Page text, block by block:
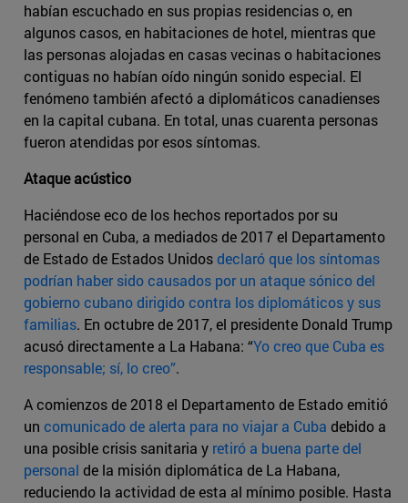
habían escuchado en sus propias residencias o, en
algunos casos, en habitaciones de hotel, mientras que
las personas alojadas en casas vecinas o habitaciones
contiguas no habían oído ningún sonido especial. El
fenómeno también afectó a diplomáticos canadienses
en la capital cubana. En total, unas cuarenta personas
fueron atendidas por esos síntomas.
Ataque acústico
Haciéndose eco de los hechos reportados por su
personal en Cuba, a mediados de 2017 el Departamento
de Estado de Estados Unidosdeclaró que los síntomas
podrían haber sido causados por un ataque sónico del
gobierno cubano dirigido contra los diplomáticos y sus
familias. En octubre de 2017, el presidente Donald Trump
acusó directamente a La Habana: “Yo creo que Cuba es
responsable; sí, lo creo”.
A comienzos de 2018 el Departamento de Estado emitió
un comunicado de alerta para no viajar a Cuba debido a
una posible crisis sanitaria y retiró a buena parte del
personal de la misión diplomática de La Habana,
reduciendo la actividad de esta al mínimo posible. Hasta